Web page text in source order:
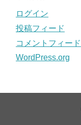
ログイン
投稿フィード
コメントフィード
WordPress.org